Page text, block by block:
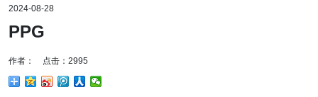
2024-08-28
PPG
作者： 点击：2995